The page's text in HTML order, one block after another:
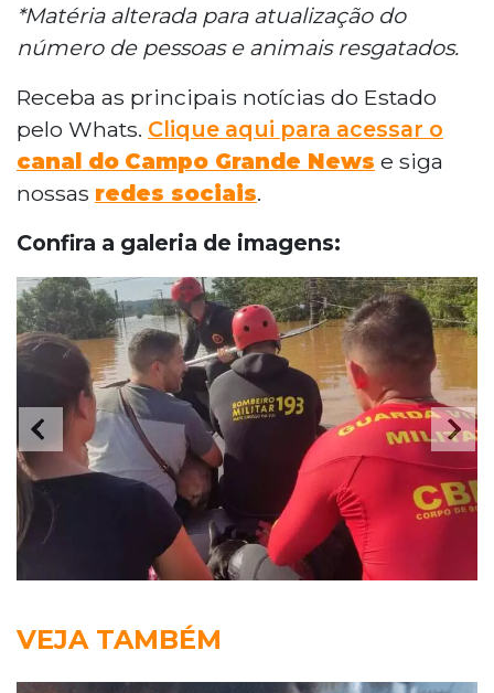
*Matéria alterada para atualização do
número de pessoas e animais resgatados.
Receba as principais notícias do Estado
pelo Whats. Clique aqui para acessar o
canal do Campo Grande News e siga
nossas redes sociais.
Confira a galeria de imagens:
VEJA TAMBÉM